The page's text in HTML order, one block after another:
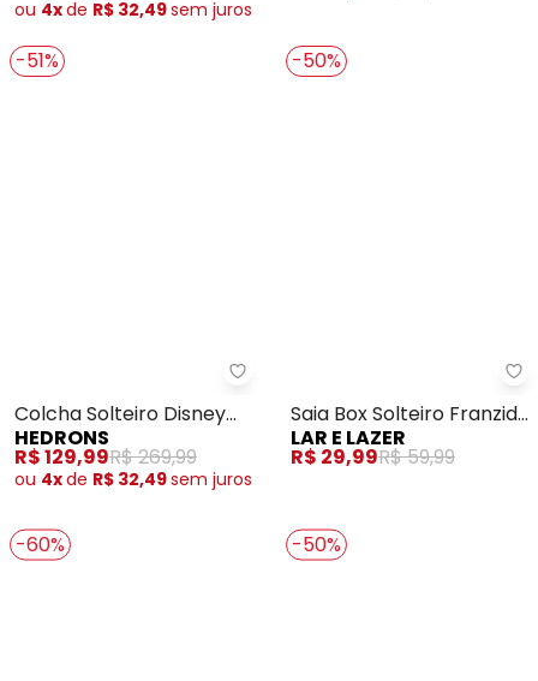
ou 4xde R$ 32,49sem juros
-51%
Hedrons - Colcha Solteiro
Colcha Solteiro Disney
Stitch Folhas Colorido
HEDRONS
R$ 129,99R$ 269,99
ou 4xde R$ 32,49semjuros
-50%
Saia Box Solteiro Franzida
Branca 1 Peça
LAR E LAZER
R$ 29,99R$ 59,99
-60% -50%